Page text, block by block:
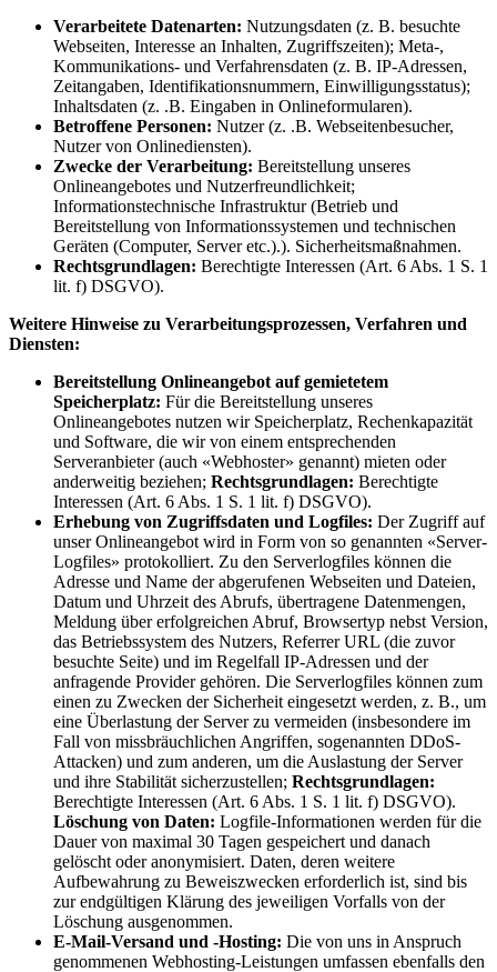
Verarbeitete Datenarten: Nutzungsdaten (z. B. besuchte
Webseiten, Interesse an Inhalten, Zugriffszeiten); Meta-,
Kommunikations- und Verfahrensdaten (z. B. IP-Adressen,
Zeitangaben, Identifikationsnummern, Einwilligungsstatus);
Inhaltsdaten (z. .B. Eingaben in Onlineformularen).
Betroffene Personen: Nutzer (z. .B. Webseitenbesucher,
Nutzer von Onlinediensten).
Zwecke der Verarbeitung: Bereitstellung unseres
Onlineangebotes und Nutzerfreundlichkeit;
Informationstechnische Infrastruktur (Betrieb und
Bereitstellung von Informationssystemen und technischen
Geräten (Computer, Server etc.).). Sicherheitsmaßnahmen.
Rechtsgrundlagen: Berechtigte Interessen (Art. 6 Abs. 1 S. 1
lit. f) DSGVO).
Weitere Hinweise zu Verarbeitungsprozessen, Verfahren und
Diensten:
Bereitstellung Onlineangebot auf gemietetem
Speicherplatz: Für die Bereitstellung unseres
Onlineangebotes nutzen wir Speicherplatz, Rechenkapazität
und Software, die wir von einem entsprechenden
Serveranbieter (auch «Webhoster» genannt) mieten oder
anderweitig beziehen; Rechtsgrundlagen: Berechtigte
Interessen (Art. 6 Abs. 1 S. 1 lit. f) DSGVO).
Erhebung von Zugriffsdaten und Logfiles: Der Zugriff auf
unser Onlineangebot wird in Form von so genannten «Server-
Logfiles» protokolliert. Zu den Serverlogfiles können die
Adresse und Name der abgerufenen Webseiten und Dateien,
Datum und Uhrzeit des Abrufs, übertragene Datenmengen,
Meldung über erfolgreichen Abruf, Browsertyp nebst Version,
das Betriebssystem des Nutzers, Referrer URL (die zuvor
besuchte Seite) und im Regelfall IP-Adressen und der
anfragende Provider gehören. Die Serverlogfiles können zum
einen zu Zwecken der Sicherheit eingesetzt werden, z. B., um
eine Überlastung der Server zu vermeiden (insbesondere im
Fall von missbräuchlichen Angriffen, sogenannten DDoS-
Attacken) und zum anderen, um die Auslastung der Server
und ihre Stabilität sicherzustellen; Rechtsgrundlagen:
Berechtigte Interessen (Art. 6 Abs. 1 S. 1 lit. f) DSGVO).
Löschung von Daten: Logfile-Informationen werden für die
Dauer von maximal 30 Tagen gespeichert und danach
gelöscht oder anonymisiert. Daten, deren weitere
Aufbewahrung zu Beweiszwecken erforderlich ist, sind bis
zur endgültigen Klärung des jeweiligen Vorfalls von der
Löschung ausgenommen.
E-Mail-Versand und -Hosting: Die von uns in Anspruch
genommenen Webhosting-Leistungen umfassen ebenfalls den